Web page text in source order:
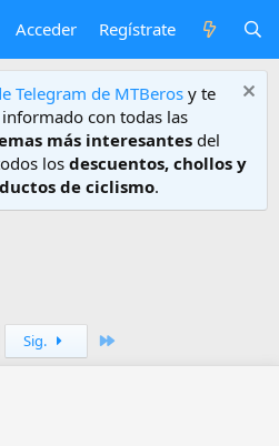
Acceder Regístrate
Telegram de MTBeros y te
con todas las
más interesantes del
los descuentos, chollos y
de ciclismo.
Sig.